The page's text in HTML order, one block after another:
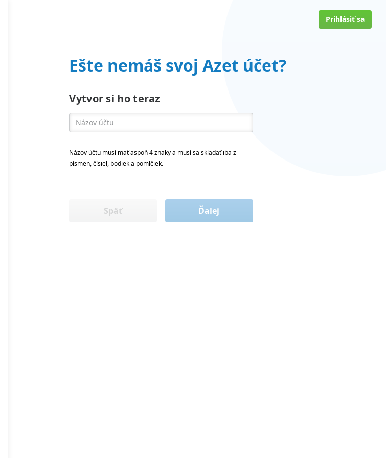
Prihlásiť sa
Ešte nemáš svoj Azet účet?
Vytvor si ho teraz
Názov účtu musí mať aspoň 4 znaky a musí sa skladať iba z
písmen, čísiel, bodiek a pomlčiek.